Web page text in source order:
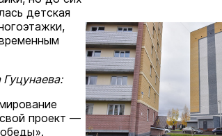
детская
проект —